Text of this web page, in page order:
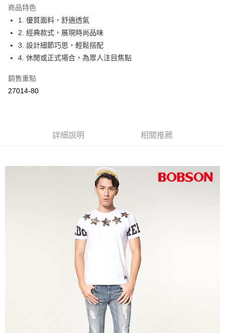
運送方式
付款後全家取貨
每筆NT$60，滿NT$1,000(含以上)免運費
商品特色
1. 優質面料，舒適透氣
2. 經典款式，展現時尚品味
3. 設計細節巧思，輕鬆搭配
4. 休閒或正式場合，為眾人注目焦點
銷售重點
27014-80
詳細說明 相關推薦